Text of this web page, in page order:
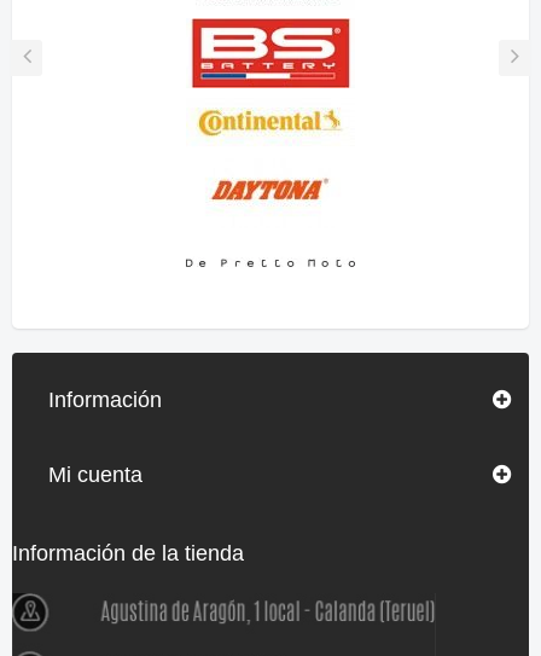
Información
Mi cuenta
Información de la tienda